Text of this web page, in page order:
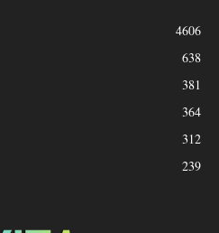
4606
638
381
364
312
239